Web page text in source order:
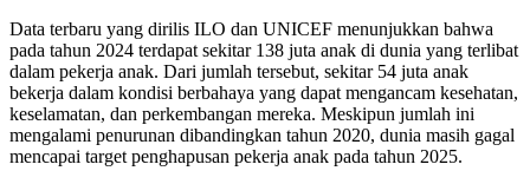
Data terbaru yang dirilis ILO dan UNICEF menunjukkan bahwa
pada tahun 2024 terdapat sekitar 138 juta anak di dunia yang terlibat
dalam pekerja anak. Dari jumlah tersebut, sekitar 54 juta anak
bekerja dalam kondisi berbahaya yang dapat mengancam kesehatan,
keselamatan, dan perkembangan mereka. Meskipun jumlah ini
mengalami penurunan dibandingkan tahun 2020, dunia masih gagal
mencapai target penghapusan pekerja anak pada tahun 2025.